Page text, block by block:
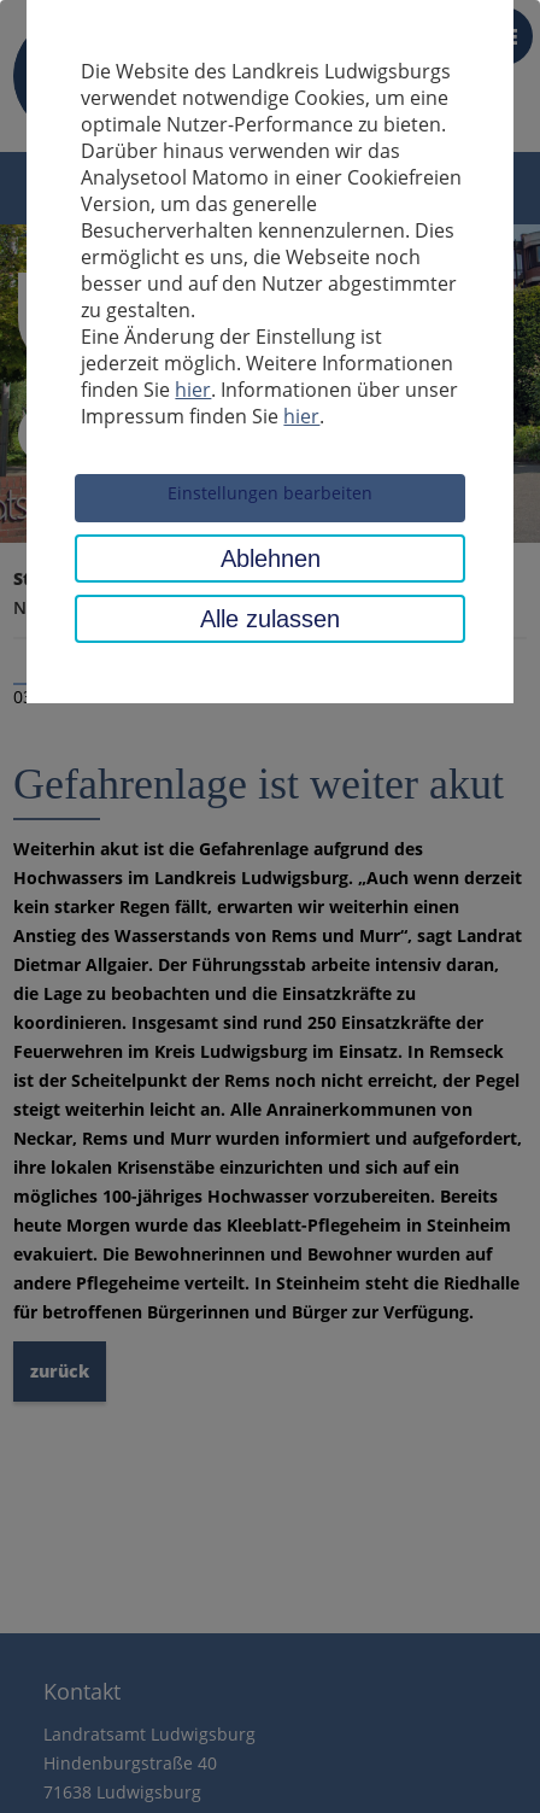
DE
Sucheingabe
Startseite Landratsamt, Landkreis
Aktuelles
Nachrichten
03.06.2024
Gefahrenlage ist weiter akut
Weiterhin akut ist die Gefahrenlage aufgrund des
Hochwassers im Landkreis Ludwigsburg. „Auch wenn derzeit
kein starker Regen fällt, erwarten wir weiterhin einen
Anstieg des Wasserstands von Rems und Murr“, sagt Landrat
Dietmar Allgaier. Der Führungsstab arbeite intensiv daran,
die Lage zu beobachten und die Einsatzkräfte zu
koordinieren. Insgesamt sind rund 250 Einsatzkräfte der
Feuerwehren im Kreis Ludwigsburg im Einsatz. In Remseck
ist der Scheitelpunkt der Rems noch nicht erreicht, der Pegel
steigt weiterhin leicht an. Alle Anrainerkommunen von
Neckar, Rems und Murr wurden informiert und aufgefordert,
ihre lokalen Krisenstäbe einzurichten und sich auf ein
mögliches 100-jähriges Hochwasser vorzubereiten. Bereits
heute Morgen wurde das Kleeblatt-Pflegeheim in Steinheim
evakuiert. Die Bewohnerinnen und Bewohner wurden auf
andere Pflegeheime verteilt. In Steinheim steht die Riedhalle
für betroffenen Bürgerinnen und Bürger zur Verfügung.
zurück
Kontakt
Landratsamt Ludwigsburg
Hindenburgstraße 40
71638 Ludwigsburg
Die Website des Landkreis Ludwigsburgs
verwendet notwendige Cookies, um eine
optimale Nutzer-Performance zu bieten.
Darüber hinaus verwenden wir das
Analysetool Matomo in einer Cookiefreien
Version, um das generelle
Besucherverhalten kennenzulernen. Dies
ermöglicht es uns, die Webseite noch
besser und auf den Nutzer abgestimmter
zu gestalten.
Eine Änderung der Einstellung ist
jederzeit möglich. Weitere Informationen
finden Sie hier. Informationen über unser
Impressum finden Sie hier.
Einstellungen bearbeiten
Ablehnen
Alle zulassen